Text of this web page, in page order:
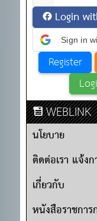
Login
Sign in
WEBLINK
นโยบาย
เกี่ยวกับ
หนังสือราชกา